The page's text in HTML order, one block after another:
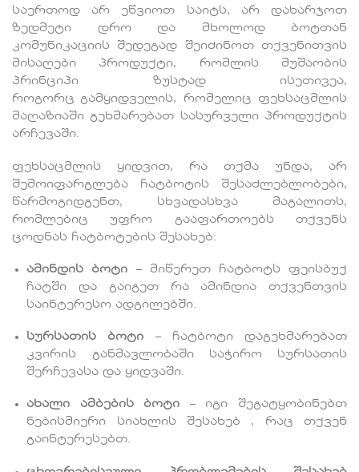
საერთოდ არ ეწვიოთ საიტს, არ დახარჯოთ
ზედმეტი დრო და მხოლოდ ბოტთან
კომუნიკაციის შედეგად შეიძინოთ თქვენითვის
მისაღები პროდუქტი, რომლის მუშაობის
პრინციპი ზუსტად ისეთივეა,
როგორც გამყიდველის, რომელიც ფეხსაცმლის
მაღაზიაში გეხმარებათ სასურველი პროდუქტის
არჩევაში.
ფეხსაცმლის ყიდვით, რა თქმა უნდა, არ
შემოიფარგლება ჩატბოტის შესაძლებლობები,
წარმოგიდგენთ, სხვადასხვა მაგალითს,
რომლებიც უფრო გააფართოებს თქვენს
ცოდნას ჩატბოტების შესახებ:
ამინდის ბოტი – მიწერეთ ჩატბოტს ფეისბუქ
ჩატში და გაიგეთ რა ამინდია თქვენთვის
საინტერესო ადგილებში.
სურსათის ბოტი – ჩატბოტი დაგეხმარებათ
კვირის განმავლობაში საჭირო სურსათის
შერჩევასა და ყიდვაში.
ახალი ამბების ბოტი – იგი შეგატყობინებთ
ნებისმიერი სიახლის შესახებ , რაც თქვენ
გაინტერესებთ.